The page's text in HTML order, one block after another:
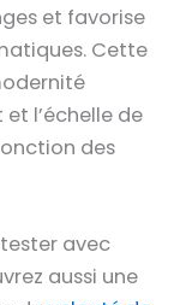
et favorise
Cette
l’échelle de
des
avec
aussi une